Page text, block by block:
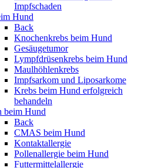
Impfschaden
Hund
Back
Knochenkrebs beim Hund
Gesäugetumor
Lympfdrüsenkrebs beim Hund
Maulhöhlenkrebs
Impfsarkom und Liposarkome
Krebs beim Hund erfolgreich
behandeln
beim Hund
Back
CMAS beim Hund
Kontaktallergie
Pollenallergie beim Hund
Futtermittelallergie